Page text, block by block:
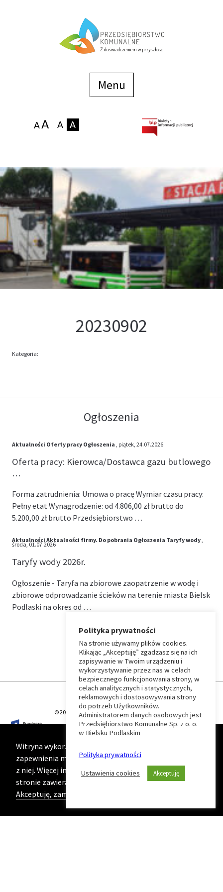
Menu
Zakłady
Podaj stan wodomierza
Kontakt
Oferta
20230902
Kategoria:
Ogłoszenia
Aktualności Oferty pracy Ogłoszenia , piątek, 24.07.2026
Oferta pracy: Kierowca/Dostawca gazu butlowego
…
Forma zatrudnienia: Umowa o pracę Wymiar czasu pracy:
Pełny etat Wynagrodzenie: od 4.806,00 zł brutto do
5.200,00 zł brutto Przedsiębiorstwo …
Aktualności Aktualności firmy. Do pobrania Ogłoszenia Taryfy wody,
środa, 01.07.2026
Taryfy wody 2026r.
Ogłoszenie - Taryfa na zbiorowe zaopatrzenie w wodę i
zbiorowe odprowadzanie ścieków na terenie miasta Bielsk
Podlaski na okres od …
⏶
Wróć
do
początku
strony
© 2026 T-Matic Grupa Computer Plus Sp. z o.o.
Witryna wykorzystuje ciasteczka (cookies) w celu
zapewnienia maksymalnej wygody podczas korzystania
z niej. Więcej informacji na ten temat znajduje się na
stronie zawierającej naszą
Politykę prywatności
Akceptuję, zamknij komunikat
Polityka prywatności
Na stronie używamy plików cookies.
Klikając „Akceptuję” zgadzasz się na ich
zapisywanie w Twoim urządzeniu i
wykorzystywanie przez nas w celach
bezpiecznego funkcjonowania strony, w
celach analitycznych i statystycznych,
reklamowych i dostosowywania strony
do potrzeb Użytkowników.
Administratorem danych osobowych jest
Przedsiębiorstwo Komunalne Sp. z o. o.
w Bielsku Podlaskim
Polityka prywatności
Ustawienia cookies Akceptuję